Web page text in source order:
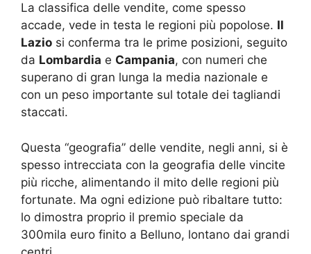
La classifica delle vendite, come spesso
accade, vede in testa le regioni più popolose. Il
Lazio si conferma tra le prime posizioni, seguito
da Lombardia e Campania, con numeri che
superano di gran lunga la media nazionale e
con un peso importante sul totale dei tagliandi
staccati.
Questa “geografia” delle vendite, negli anni, si è
spesso intrecciata con la geografia delle vincite
più ricche, alimentando il mito delle regioni più
fortunate. Ma ogni edizione può ribaltare tutto:
lo dimostra proprio il premio speciale da
300mila euro finito a Belluno, lontano dai grandi